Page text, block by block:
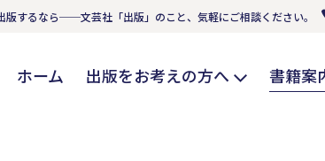
版するなら──文芸社「出版」のこと、気軽にご相談ください。
ホーム 出版をお考えの方へ 書籍案